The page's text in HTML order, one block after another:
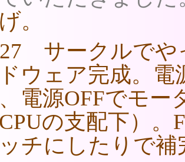
。
サークルでや
ウェア完成。
電源OFFでモー
の支配下）
チにしたりで補